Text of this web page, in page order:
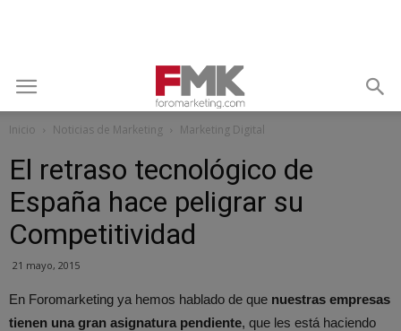
Inicio Noticias de Marketing Marketing Digital
El retraso tecnológico de
España hace peligrar su
Competitividad
21 mayo, 2015
En Foromarketing ya hemos hablado de que nuestras empresas
tienen una gran asignatura pendiente, que les está haciendo